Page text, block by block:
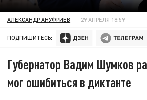
АЛЕКСАНДР АНУФРИЕВ 29 АПРЕЛЯ 18:59
ПОДПИШИТЕСЬ:
Губернатор Вадим Шумков
мог ошибиться в диктанте